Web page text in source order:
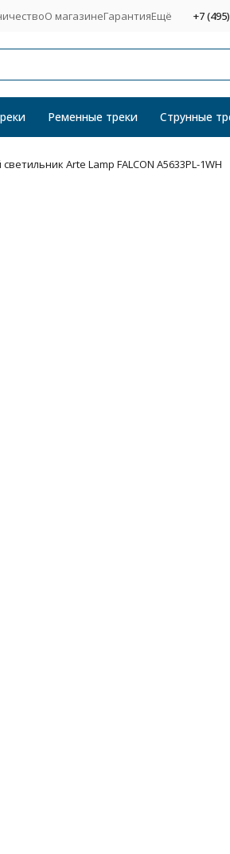
О магазинеГарантияЕщё +7
Ременные треки Струнные
Arte Lamp FALCON A5633PL-1WH